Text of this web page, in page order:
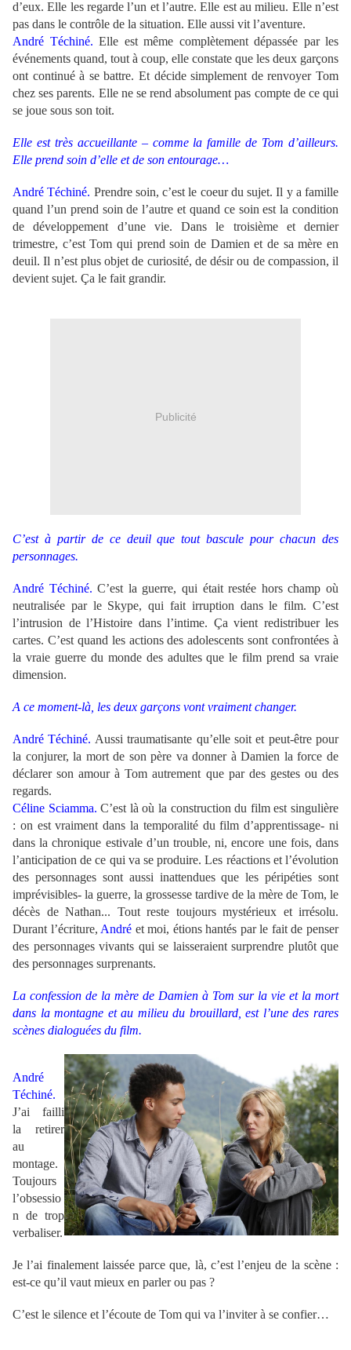
d’eux. Elle les regarde l’un et l’autre. Elle est au milieu. Elle n’est
pas dans le contrôle de la situation. Elle aussi vit l’aventure.
André Téchiné. Elle est même complètement dépassée par les
événements quand, tout à coup, elle constate que les deux garçons
ont continué à se battre. Et décide simplement de renvoyer Tom
chez ses parents. Elle ne se rend absolument pas compte de ce qui
se joue sous son toit.
Elle est très accueillante – comme la famille de Tom d’ailleurs.
Elle prend soin d’elle et de son entourage…
André Téchiné. Prendre soin, c’est le coeur du sujet. Il y a famille
quand l’un prend soin de l’autre et quand ce soin est la condition
de développement d’une vie. Dans le troisième et dernier
trimestre, c’est Tom qui prend soin de Damien et de sa mère en
deuil. Il n’est plus objet de curiosité, de désir ou de compassion, il
devient sujet. Ça le fait grandir.
Publicité
C’est à partir de ce deuil que tout bascule pour chacun des
personnages.
André Téchiné. C’est la guerre, qui était restée hors champ où
neutralisée par le Skype, qui fait irruption dans le film. C’est
l’intrusion de l’Histoire dans l’intime. Ça vient redistribuer les
cartes. C’est quand les actions des adolescents sont confrontées à
la vraie guerre du monde des adultes que le film prend sa vraie
dimension.
A ce moment-là, les deux garçons vont vraiment changer.
André Téchiné. Aussi traumatisante qu’elle soit et peut-être pour
la conjurer, la mort de son père va donner à Damien la force de
déclarer son amour à Tom autrement que par des gestes ou des
regards.
Céline Sciamma. C’est là où la construction du film est singulière
: on est vraiment dans la temporalité du film d’apprentissage- ni
dans la chronique estivale d’un trouble, ni, encore une fois, dans
l’anticipation de ce qui va se produire. Les réactions et l’évolution
des personnages sont aussi inattendues que les péripéties sont
imprévisibles- la guerre, la grossesse tardive de la mère de Tom, le
décès de Nathan... Tout reste toujours mystérieux et irrésolu.
Durant l’écriture, André et moi, étions hantés par le fait de penser
des personnages vivants qui se laisseraient surprendre plutôt que
des personnages surprenants.
La confession de la mère de Damien à Tom sur la vie et la mort
dans la montagne et au milieu du brouillard, est l’une des rares
scènes dialoguées du film.
André
Téchiné.
J’ai failli
la retirer
au
montage.
Toujours
l’obsessio
n de trop
verbaliser.
Je l’ai finalement laissée parce que, là, c’est l’enjeu de la scène :
est-ce qu’il vaut mieux en parler ou pas ?
C’est le silence et l’écoute de Tom qui va l’inviter à se confier…